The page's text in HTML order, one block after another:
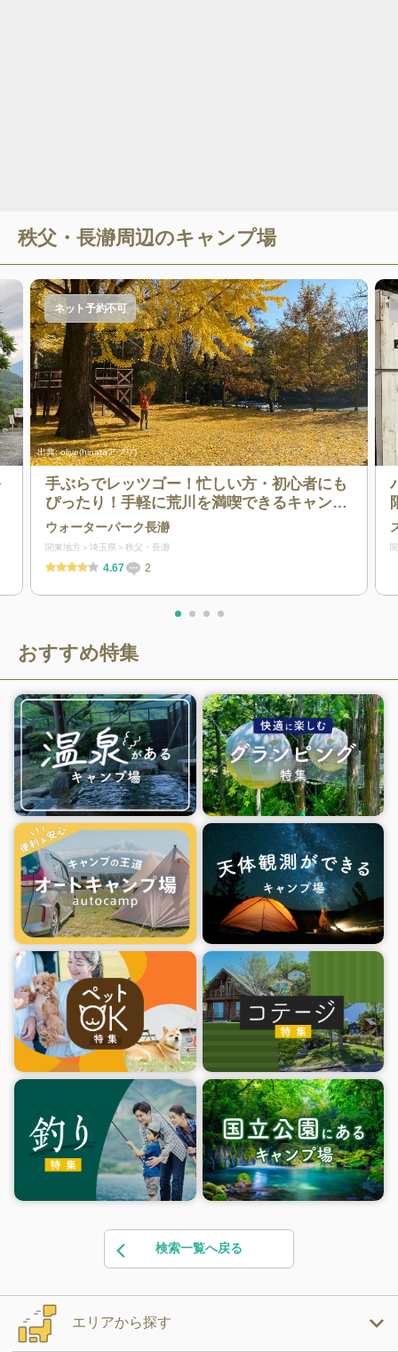
秩父・長瀞周辺のキャンプ場
出典:olive(hinataアプリ)
ネット予約不可
手ぶらでレッツゴー！忙しい方・初心者にも
ぴったり！手軽に荒川を満喫できるキャンプ
場！
ウォーターパーク長瀞
関東地方 埼玉県 秩父・長瀞
4.67 2
おすすめ特集
検索一覧へ戻る
エリアから探す